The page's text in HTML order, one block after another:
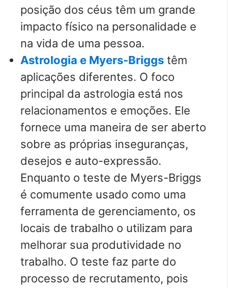
posição dos céus têm um grande
impacto físico na personalidade e
na vida de uma pessoa.
Astrologia e Myers-Briggs têm
aplicações diferentes. O foco
principal da astrologia está nos
relacionamentos e emoções. Ele
fornece uma maneira de ser aberto
sobre as próprias inseguranças,
desejos e auto-expressão.
Enquanto o teste de Myers-Briggs
é comumente usado como uma
ferramenta de gerenciamento, os
locais de trabalho o utilizam para
melhorar sua produtividade no
trabalho. O teste faz parte do
processo de recrutamento, pois